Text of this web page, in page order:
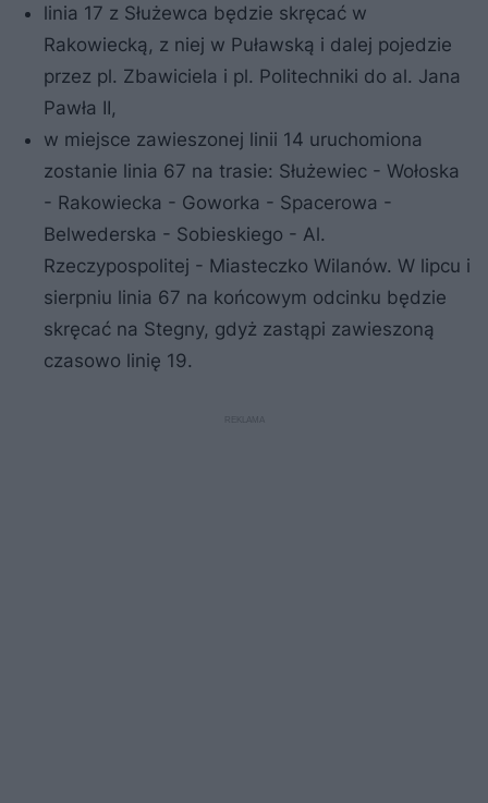
linia 17 z Służewca będzie skręcać w
Rakowiecką, z niej w Puławską i dalej pojedzie
przez pl. Zbawiciela i pl. Politechniki do al. Jana
Pawła II,
w miejsce zawieszonej linii 14 uruchomiona
zostanie linia 67 na trasie: Służewiec - Wołoska
- Rakowiecka - Goworka - Spacerowa -
Belwederska - Sobieskiego - Al.
Rzeczypospolitej - Miasteczko Wilanów. W lipcu i
sierpniu linia 67 na końcowym odcinku będzie
skręcać na Stegny, gdyż zastąpi zawieszoną
czasowo linię 19.